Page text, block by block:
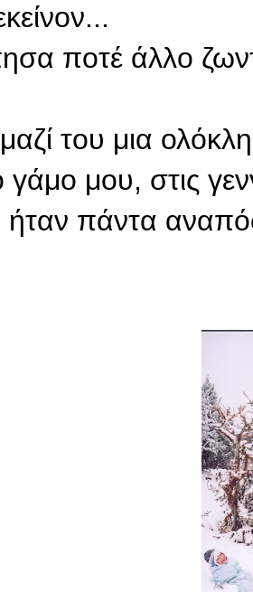
ποτέ άλλο
του μια
μου, στις
ήταν πάντα